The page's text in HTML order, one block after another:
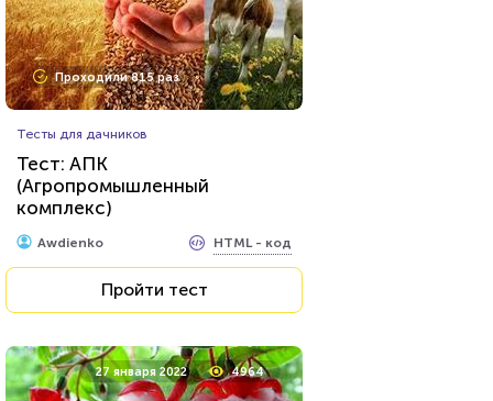
Проходили 815 раз
Тесты для дачников
Тест: АПК
(Агропромышленный
комплекс)
Awdienko HTML - код
Пройти тест
27 января 2022 4964